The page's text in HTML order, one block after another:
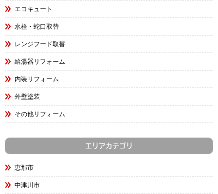
エコキュート
水栓・蛇口取替
レンジフード取替
給湯器リフォーム
内装リフォーム
外壁塗装
その他リフォーム
エリアカテゴリ
恵那市
中津川市